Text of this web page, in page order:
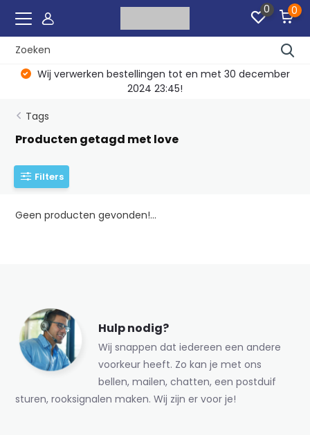
0 0
Wij verwerken bestellingen tot en met 30 december
2024 23:45!
Tags
Producten getagd met love
Filters
Geen producten gevonden!...
Hulp nodig?
Wij snappen dat iedereen een andere
voorkeur heeft. Zo kan je met ons
bellen, mailen, chatten, een postduif
sturen, rooksignalen maken. Wij zijn er voor je!